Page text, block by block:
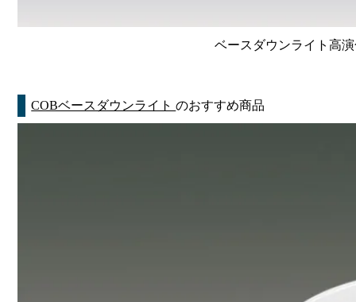
ベースダウンライト高
COBベースダウンライトのおすすめ商品